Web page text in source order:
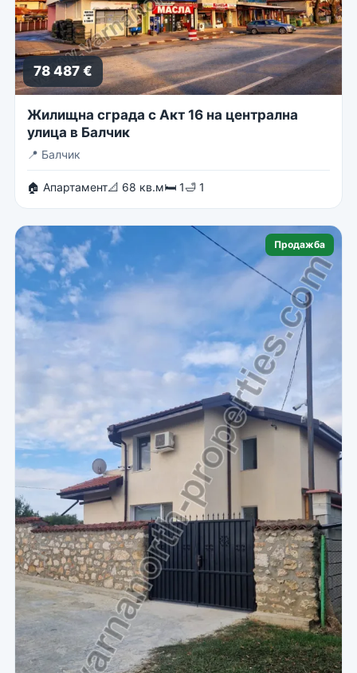
78 487 €
Жилищна сграда с Акт 16 на централна
улица в Балчик
📍 Балчик
🏠 Апартамент📐 68 кв.м🛏 1🛁 1
Продажба